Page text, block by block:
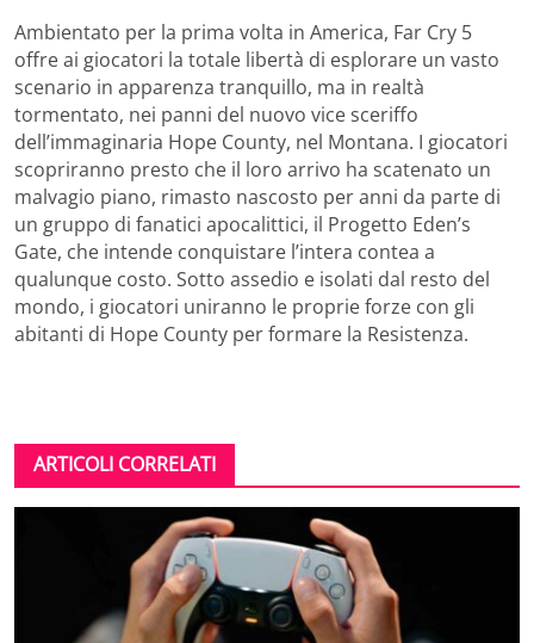
Ambientato per la prima volta in America, Far Cry 5
offre ai giocatori la totale libertà di esplorare un vasto
scenario in apparenza tranquillo, ma in realtà
tormentato, nei panni del nuovo vice sceriffo
dell’immaginaria Hope County, nel Montana. I giocatori
scopriranno presto che il loro arrivo ha scatenato un
malvagio piano, rimasto nascosto per anni da parte di
un gruppo di fanatici apocalittici, il Progetto Eden’s
Gate, che intende conquistare l’intera contea a
qualunque costo. Sotto assedio e isolati dal resto del
mondo, i giocatori uniranno le proprie forze con gli
abitanti di Hope County per formare la Resistenza.
ARTICOLI CORRELATI